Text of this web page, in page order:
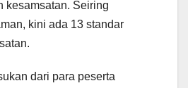
kesamsatan. Seiring
kini ada 13 standar
dari para peserta